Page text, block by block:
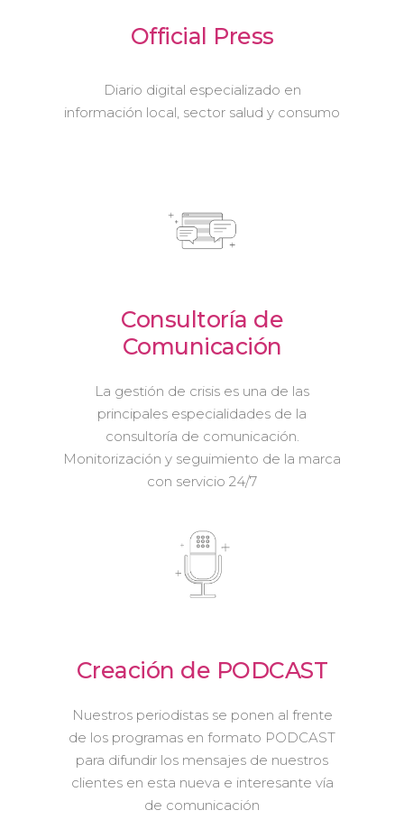
Official Press
Diario digital especializado en
información local, sector salud y consumo
Consultoría de
Comunicación
La gestión de crisis es una de las
principales especialidades de la
consultoría de comunicación.
Monitorización y seguimiento de la marca
con servicio 24/7
Creación de PODCAST
Nuestros periodistas se ponen al frente
de los programas en formato PODCAST
para difundir los mensajes de nuestros
clientes en esta nueva e interesante vía
de comunicación